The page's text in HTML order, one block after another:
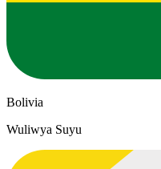
Bolivia
Wuliwya Suyu